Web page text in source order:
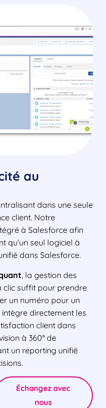
au
dans une seule
client. Notre
à Salesforce afin
qu’un seul logiciel à
dans Salesforce.
, la gestion des
clic suffit pour prendre
un numéro pour un
directement les
client dans
à 360° de
un reporting unifié
Échangez avec
nous